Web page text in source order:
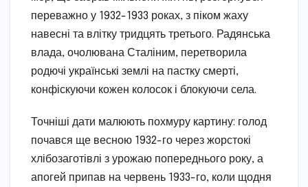
переважно у 1932-1933 роках, з піком жаху
навесні та влітку тридцять третього. Радянська
влада, очолювана Сталіним, перетворила
родючі українські землі на пастку смерті,
конфіскуючи кожен колосок і блокуючи села.
Точніші дати малюють похмуру картину: голод
почався ще весною 1932-го через жорстокі
хлібозаготівлі з урожаю попереднього року, а
апогей припав на червень 1933-го, коли щодня